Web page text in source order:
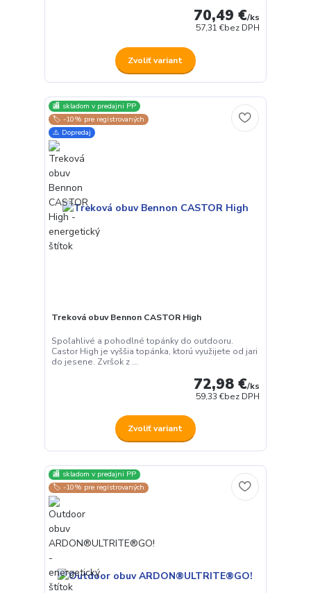
70,49 €/ks
57,31 €bez DPH
Zvoliť variant
🏬 skladom v predajni PP
🏷️ -10% pre registrovaných
⚠️ Dopredaj
Treková obuv Bennon CASTOR High
Spoľahlivé a pohodlné topánky do outdooru.
Castor High je vyššia topánka, ktorú využijete od jari
do jesene. Zvršok z ...
72,98 €/ks
59,33 €bez DPH
Zvoliť variant
🏬 skladom v predajni PP
🏷️ -10% pre registrovaných
Používame cookies aby sme skvalitnili služby. Používaním tejto
stránky súhlasíte s ukladaním cookies.
Ďalšie informácie
Súhlas môžete odmietnuť